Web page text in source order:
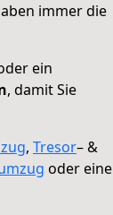
immer die
ein
, damit Sie
, Tresor– &
oder eine